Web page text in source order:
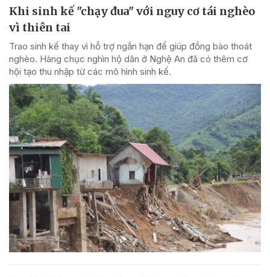
Khi sinh kế "chạy đua" với nguy cơ tái nghèo
vì thiên tai
Trao sinh kế thay vì hỗ trợ ngắn hạn để giúp đồng bào thoát
nghèo. Hàng chục nghìn hộ dân ở Nghệ An đã có thêm cơ
hội tạo thu nhập từ các mô hình sinh kế.